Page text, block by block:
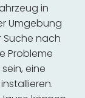
in
Umgebung
nach
Probleme
eine